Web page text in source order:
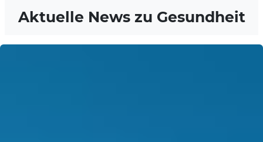
Aktuelle News zu Gesundheit